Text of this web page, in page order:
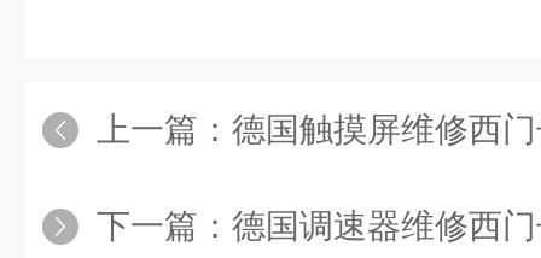
上一篇： 德国触摸屏维修西门子触
下一篇： 德国调速器维修西门子